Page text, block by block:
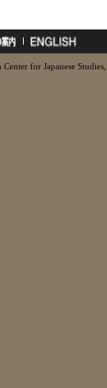
for Japanese